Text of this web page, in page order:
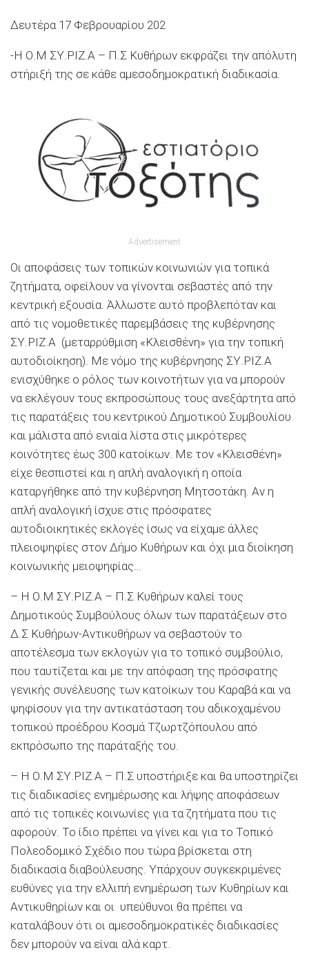
Δευτέρα 17 Φεβρουαρίου 202
-Η Ο.Μ ΣΥ.ΡΙΖ.Α – Π.Σ Κυθήρων εκφράζει την απόλυτη
στήριξή της σε κάθε αμεσοδημοκρατική διαδικασία.
Advertisement
Οι αποφάσεις των τοπικών κοινωνιών για τοπικά
ζητήματα, οφείλουν να γίνονται σεβαστές από την
κεντρική εξουσία. Άλλωστε αυτό προβλεπόταν και
από τις νομοθετικές παρεμβάσεις της κυβέρνησης
ΣΥ.ΡΙΖ.Α (μεταρρύθμιση «Κλεισθένη» για την τοπική
αυτοδιοίκηση). Με νόμο της κυβέρνησης ΣΥ.ΡΙΖ.Α
ενισχύθηκε ο ρόλος των κοινοτήτων για να μπορούν
να εκλέγουν τους εκπροσώπους τους ανεξάρτητα από
τις παρατάξεις του κεντρικού Δημοτικού Συμβουλίου
και μάλιστα από ενιαία λίστα στις μικρότερες
κοινότητες έως 300 κατοίκων. Με τον «Κλεισθένη»
είχε θεσπιστεί και η απλή αναλογική η οποία
καταργήθηκε από την κυβέρνηση Μητσοτάκη. Αν η
απλή αναλογική ίσχυε στις πρόσφατες
αυτοδιοικητικές εκλογές ίσως να είχαμε άλλες
πλειοψηφίες στον Δήμο Κυθήρων και όχι μια διοίκηση
κοινωνικής μειοψηφίας…
– Η Ο.Μ ΣΥ.ΡΙΖ.Α – Π.Σ Κυθήρων καλεί τους
Δημοτικούς Συμβούλους όλων των παρατάξεων στο
Δ.Σ Κυθήρων-Αντικυθήρων να σεβαστούν το
αποτέλεσμα των εκλογών για το τοπικό συμβούλιο,
που ταυτίζεται και με την απόφαση της πρόσφατης
γενικής συνέλευσης των κατοίκων του Καραβά και να
ψηφίσουν για την αντικατάσταση του αδικοχαμένου
τοπικού προέδρου Κοσμά Τζωρτζόπουλου από
εκπρόσωπο της παράταξής του.
– Η Ο.Μ ΣΥ.ΡΙΖ.Α – Π.Σ υποστήριξε και θα υποστηρίζει
τις διαδικασίες ενημέρωσης και λήψης αποφάσεων
από τις τοπικές κοινωνίες για τα ζητήματα που τις
αφορούν. Το ίδιο πρέπει να γίνει και για το Τοπικό
Πολεοδομικό Σχέδιο που τώρα βρίσκεται στη
διαδικασία διαβούλευσης. Υπάρχουν συγκεκριμένες
ευθύνες για την ελλιπή ενημέρωση των Κυθηρίων και
Αντικυθηρίων και οι υπεύθυνοι θα πρέπει να
καταλάβουν ότι οι αμεσοδημοκρατικές διαδικασίες
δεν μπορούν να είναι αλά καρτ.